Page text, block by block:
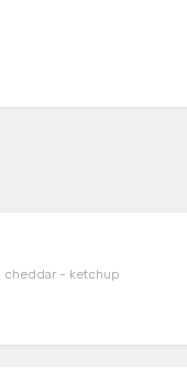
cheddar - ketchup